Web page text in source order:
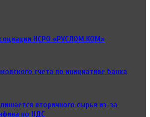
НСРО «РУСЛОМ.КОМ»
счета по инициативе банка
вторичного сырья из-за
по НДС